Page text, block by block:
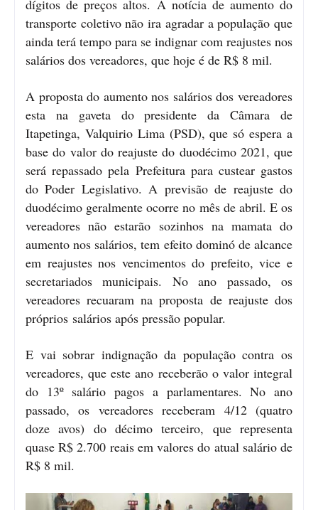
dígitos de preços altos. A notícia de aumento do
transporte coletivo não ira agradar a população que
ainda terá tempo para se indignar com reajustes nos
salários dos vereadores, que hoje é de R$ 8 mil.
A proposta do aumento nos salários dos vereadores
esta na gaveta do presidente da Câmara de
Itapetinga, Valquirio Lima (PSD), que só espera a
base do valor do reajuste do duodécimo 2021, que
será repassado pela Prefeitura para custear gastos
do Poder Legislativo. A previsão de reajuste do
duodécimo geralmente ocorre no mês de abril. E os
vereadores não estarão sozinhos na mamata do
aumento nos salários, tem efeito dominó de alcance
em reajustes nos vencimentos do prefeito, vice e
secretariados municipais. No ano passado, os
vereadores recuaram na proposta de reajuste dos
próprios salários após pressão popular.
E vai sobrar indignação da população contra os
vereadores, que este ano receberão o valor integral
do 13º salário pagos a parlamentares. No ano
passado, os vereadores receberam 4/12 (quatro
doze avos) do décimo terceiro, que representa
quase R$ 2.700 reais em valores do atual salário de
R$ 8 mil.